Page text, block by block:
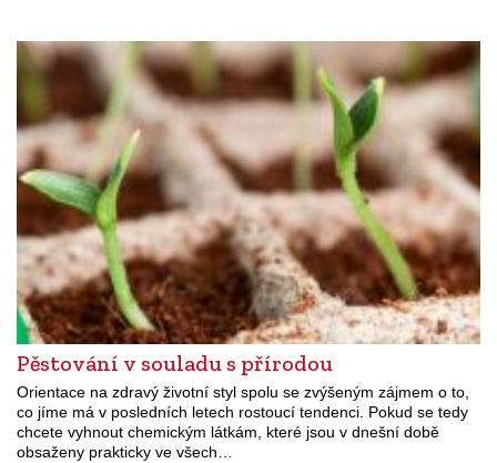
Pěstování v souladu s přírodou
Orientace na zdravý životní styl spolu se zvýšeným zájmem o to,
co jíme má v posledních letech rostoucí tendenci. Pokud se tedy
chcete vyhnout chemickým látkám, které jsou v dnešní době
obsaženy prakticky ve všech…